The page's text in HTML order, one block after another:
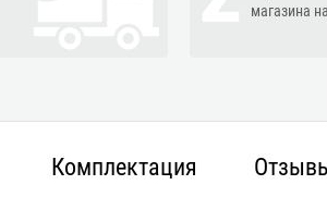
магазина
Комплектация